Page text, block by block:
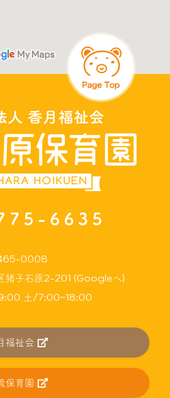
0008
猪子石原2-201 (Googleへ)
土/7:00~18:00
福祉会
保育園